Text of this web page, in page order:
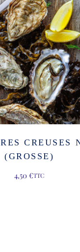
CREUSES
(GROSSE)
4,50€TTC